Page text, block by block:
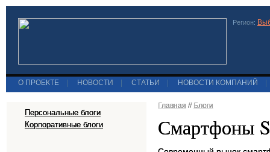
Регион:
О ПРОЕКТЕ НОВОСТИ СТАТЬИ НОВОСТИ КОМПАНИЙ
Персональные блоги
Корпоративные блоги
Главная // Блоги
Смартфоны